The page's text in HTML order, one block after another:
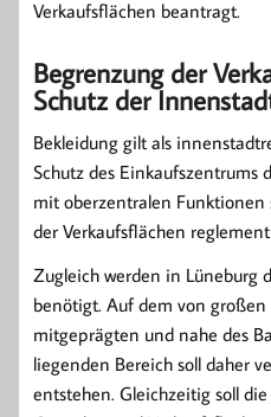
Verkaufsflächen beantragt.
Begrenzung der
Schutz der
Bekleidung gilt als
Schutz des Einkaufszentrums
mit oberzentralen Funktionen
der Verkaufsflächen
Zugleich werden in Lüneburg
benötigt. Auf dem von
mitgeprägten und nahe des
liegenden Bereich soll daher
entstehen. Gleichzeitig soll